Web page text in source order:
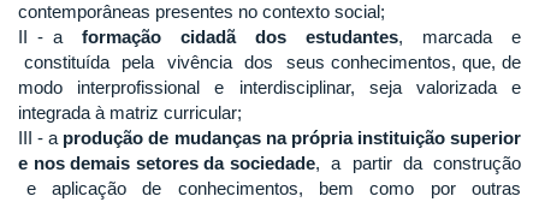
contemporâneas presentes no contexto social;
II - a formação cidadã dos estudantes, marcada e
constituída pela vivência dos seus conhecimentos, que, de
modo interprofissional e interdisciplinar, seja valorizada e
integrada à matriz curricular;
III - a produção de mudanças na própria instituição superior
e nos demais setores da sociedade, a partir da construção
e aplicação de conhecimentos, bem como por outras